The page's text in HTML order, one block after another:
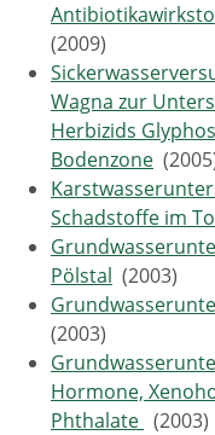
(2009)
Wagna zur
Herbizids
Bodenzone
Schadstoffe im
Pölstal (2003)
(2003)
Hormone,
Phthalate (2003)